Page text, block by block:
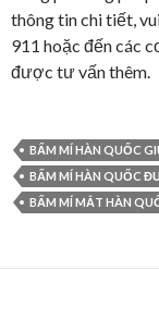
thông tin chi tiết,
911 hoặc đến các
được tư vấn thêm.
BẤM MÍ HÀN QUỐC
BẤM MÍ HÀN QUỐC
BẤM MÍ MẮT HÀN